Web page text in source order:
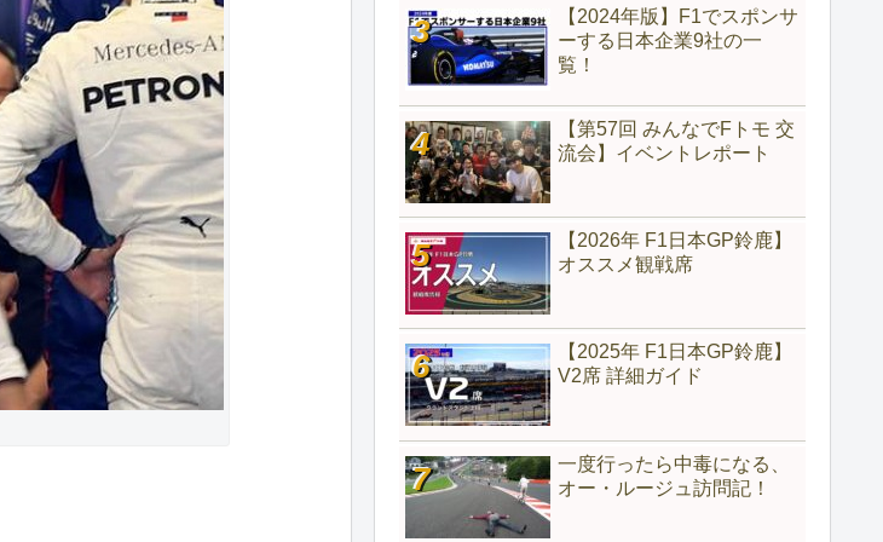
【2024年版】F1でスポンサ
ーする日本企業9社の一
覧！
【第57回 みんなでFトモ 交
流会】イベントレポート
【2026年 F1日本GP鈴鹿】
オススメ観戦席
【2025年 F1日本GP鈴鹿】
V2席 詳細ガイド
一度行ったら中毒になる、
オー・ルージュ訪問記！